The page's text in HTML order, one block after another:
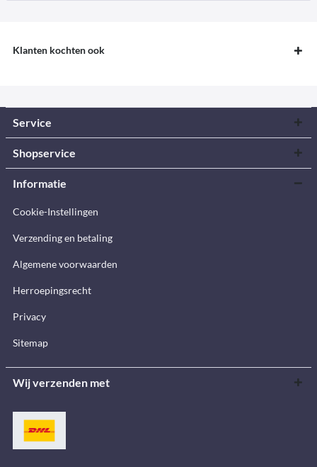
Klanten kochten ook
Service
Shopservice
Informatie
Cookie-Instellingen
Verzending en betaling
Algemene voorwaarden
Herroepingsrecht
Privacy
Sitemap
Wij verzenden met